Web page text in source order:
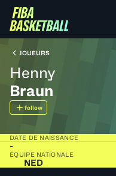
JOUEURS
Henny
Braun
follow
DATE DE NAISSANCE
-
ÉQUIPE NATIONALE
NED